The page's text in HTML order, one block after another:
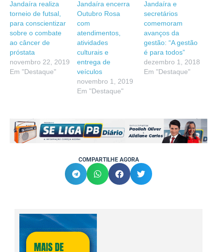
Jandaíra realiza
torneio de futsal,
para conscientizar
sobre o combate
ao câncer de
próstata
novembro 22, 2019
Em "Destaque"
Jandaíra encerra
Outubro Rosa
com
atendimentos,
atividades
culturais e
entrega de
veículos
novembro 1, 2019
Em "Destaque"
Jandaíra e
secretários
comemoram
avanços da
gestão: “A gestão
é para todos”
dezembro 1, 2018
Em "Destaque"
COMPARTILHE AGORA